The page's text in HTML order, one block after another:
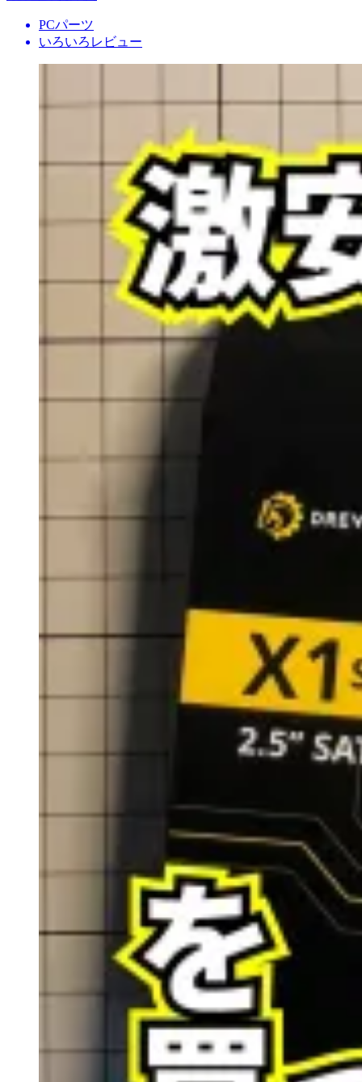
PCパーツ
いろいろレビュー